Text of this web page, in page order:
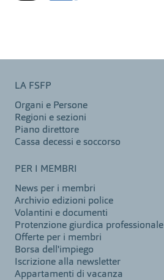
LA FSFP
Organi e Persone
Regioni e sezioni
Piano direttore
Cassa decessi e soccorso
PER I MEMBRI
News per i membri
Archivio edizioni police
Volantini e documenti
Protenzione giurdica professionale
Offerte per i membri
Borsa dell'impiego
Iscrizione alla newsletter
Appartamenti di vacanza